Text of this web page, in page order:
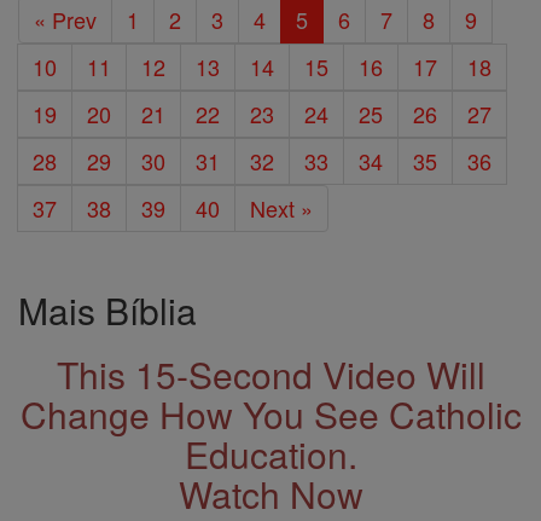
« Prev 1 2 3 4 5 6 7 8
9
10
11 12 13 14 15 16 17
18
19
20 21 22 23 24 25 26
27
28
29 30 31 32 33 34 35
36
37
38 39 40 Next »
Mais Bíblia
This 15-Second Video Will
Change How You See Catholic
Education.
Watch Now